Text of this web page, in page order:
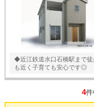
◆近江鉄道水口石橋駅まで
も近く子育ても安心です◎
4件